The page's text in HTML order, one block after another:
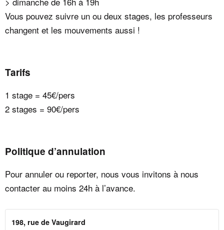
Vous pouvez suivre un ou deux stages, les professeurs
changent et les mouvements aussi !
Tarifs
1 stage = 45€/pers
2 stages = 90€/pers
Politique d’annulation
Pour annuler ou reporter, nous vous invitons à nous
contacter au moins 24h à l’avance.
198, rue de Vaugirard